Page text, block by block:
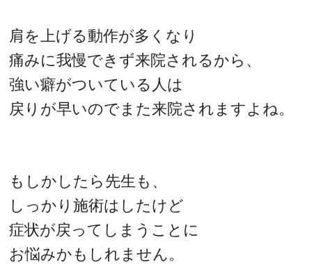
肩を上げる動作が多くなり
痛みに我慢できず来院されるから、
強い癖がついている人は
戻りが早いのでまた来院されますよね。
もしかしたら先生も、
しっかり施術はしたけど
症状が戻ってしまうことに
お悩みかもしれません。